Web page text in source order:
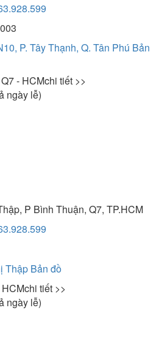
P. Tây Thạnh, Q. Tân Phú Bản
- HCMchi tiết >>
ngày lễ)
P Bình Thuận, Q7, TP.HCM
Thập Bản đồ
chi tiết >>
ngày lễ)